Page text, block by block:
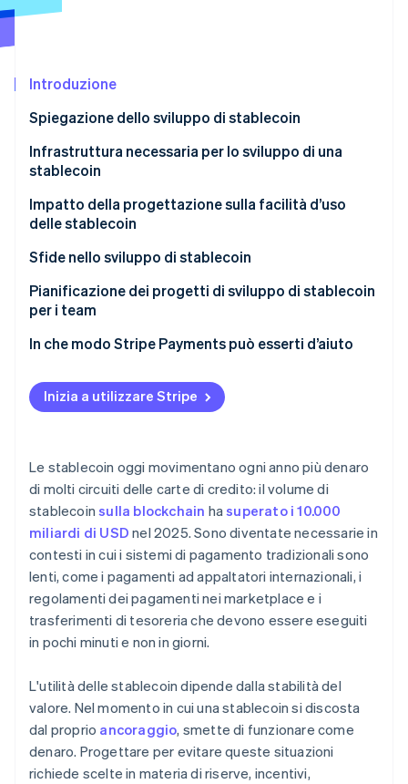
Scopri cosa ti aspetta
Atlas
Climate
Rimozione del carbonio
Identity
Stripe Sessions 2026
Scopri come Stripe sta costruendo l'infrastruttura
Introduzione
Spiegazione dello sviluppo di stablecoin
Infrastruttura necessaria per lo sviluppo di una
stablecoin
Livello blockchain e smart contract
Controlli di sicurezza.
Sistemi di integrazione
Impatto della progettazione sulla facilità d’uso
delle stablecoin
Prestazioni e costi della rete
Accesso alla liquidità
Trasparenza
Esperienza quotidiana
Sfide nello sviluppo di stablecoin
Stabilità dell’ancoraggio
Sicurezza
Pressione normativa
Liquidità e profondità del mercato
Pianificazione dei progetti di sviluppo di stablecoin
per i team
Definizione dei vincoli
Definizione del piano di esecuzione
Progettazione per la conformità normativa
In che modo Stripe Payments può esserti d’aiuto
Inizia a utilizzare Stripe
Le stablecoin oggi movimentano ogni anno più denaro
di molti circuiti delle carte di credito: il volume di
stablecoinsulla blockchain hasuperato i 10.000
miliardi di USD nel 2025. Sono diventate necessarie in
contesti in cui i sistemi di pagamento tradizionali sono
lenti, come i pagamenti ad appaltatori internazionali, i
regolamenti dei pagamenti nei marketplace e i
trasferimenti di tesoreria che devono essere eseguiti
in pochi minuti e non in giorni.
L'utilità delle stablecoin dipende dalla stabilità del
valore. Nel momento in cui una stablecoin si discosta
dal proprio ancoraggio, smette di funzionare come
denaro. Progettare per evitare queste situazioni
richiede scelte in materia di riserve, incentivi,